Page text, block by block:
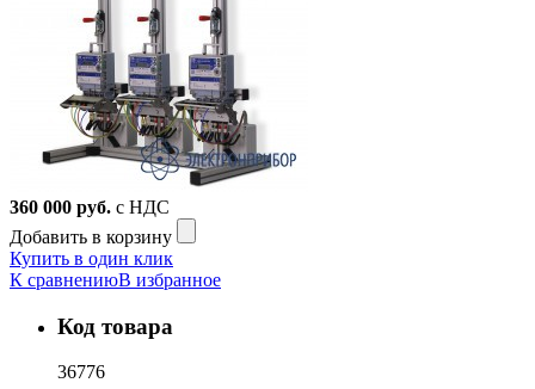
360 000 руб. с НДС
Добавить в корзину
Купить в один клик
К сравнениюВ избранное
Код товара
36776